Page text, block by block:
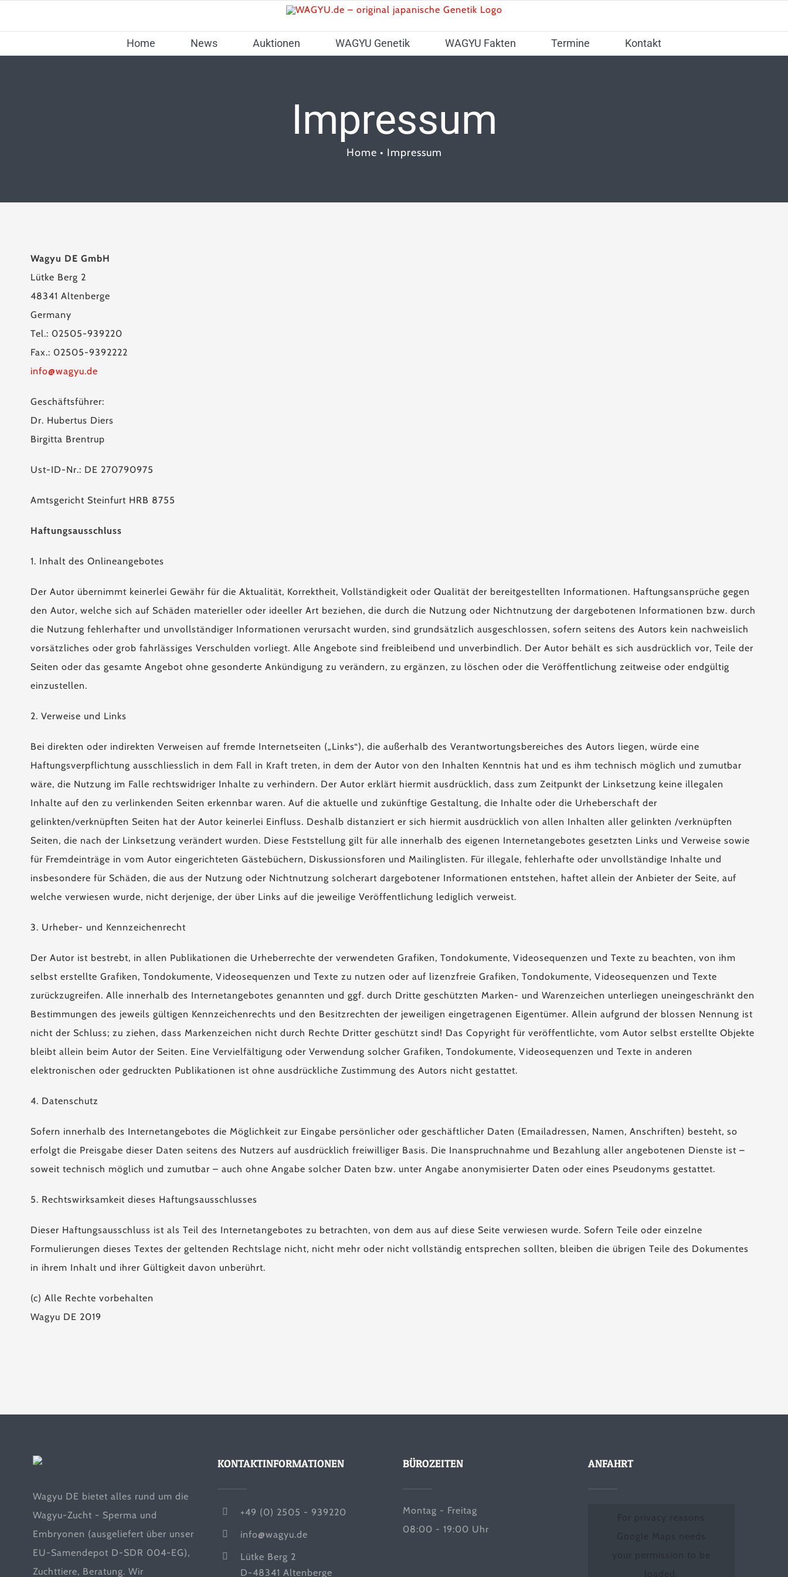
Home News Auktionen WAGYU Genetik WAGYU Fakten Termine Kontakt
Impressum
Home • Impressum
Wagyu DE GmbH
Lütke Berg 2
48341 Altenberge
Germany
Tel.: 02505-939220
Fax.: 02505-9392222
info@wagyu.de
Geschäftsführer:
Dr. Hubertus Diers
Birgitta Brentrup
Ust-ID-Nr.: DE 270790975
Amtsgericht Steinfurt HRB 8755
Haftungsausschluss
1. Inhalt des Onlineangebotes
Der Autor übernimmt keinerlei Gewähr für die Aktualität, Korrektheit, Vollständigkeit oder Qualität der bereitgestellten Informationen. Haftungsansprüche gegen
den Autor, welche sich auf Schäden materieller oder ideeller Art beziehen, die durch die Nutzung oder Nichtnutzung der dargebotenen Informationen bzw. durch
die Nutzung fehlerhafter und unvollständiger Informationen verursacht wurden, sind grundsätzlich ausgeschlossen, sofern seitens des Autors kein nachweislich
vorsätzliches oder grob fahrlässiges Verschulden vorliegt. Alle Angebote sind freibleibend und unverbindlich. Der Autor behält es sich ausdrücklich vor, Teile der
Seiten oder das gesamte Angebot ohne gesonderte Ankündigung zu verändern, zu ergänzen, zu löschen oder die Veröffentlichung zeitweise oder endgültig
einzustellen.
2. Verweise und Links
Bei direkten oder indirekten Verweisen auf fremde Internetseiten („Links“), die außerhalb des Verantwortungsbereiches des Autors liegen, würde eine
Haftungsverpflichtung ausschliesslich in dem Fall in Kraft treten, in dem der Autor von den Inhalten Kenntnis hat und es ihm technisch möglich und zumutbar
wäre, die Nutzung im Falle rechtswidriger Inhalte zu verhindern. Der Autor erklärt hiermit ausdrücklich, dass zum Zeitpunkt der Linksetzung keine illegalen
Inhalte auf den zu verlinkenden Seiten erkennbar waren. Auf die aktuelle und zukünftige Gestaltung, die Inhalte oder die Urheberschaft der
gelinkten/verknüpften Seiten hat der Autor keinerlei Einfluss. Deshalb distanziert er sich hiermit ausdrücklich von allen Inhalten aller gelinkten /verknüpften
Seiten, die nach der Linksetzung verändert wurden. Diese Feststellung gilt für alle innerhalb des eigenen Internetangebotes gesetzten Links und Verweise sowie
für Fremdeinträge in vom Autor eingerichteten Gästebüchern, Diskussionsforen und Mailinglisten. Für illegale, fehlerhafte oder unvollständige Inhalte und
insbesondere für Schäden, die aus der Nutzung oder Nichtnutzung solcherart dargebotener Informationen entstehen, haftet allein der Anbieter der Seite, auf
welche verwiesen wurde, nicht derjenige, der über Links auf die jeweilige Veröffentlichung lediglich verweist.
3. Urheber- und Kennzeichenrecht
Der Autor ist bestrebt, in allen Publikationen die Urheberrechte der verwendeten Grafiken, Tondokumente, Videosequenzen und Texte zu beachten, von ihm
selbst erstellte Grafiken, Tondokumente, Videosequenzen und Texte zu nutzen oder auf lizenzfreie Grafiken, Tondokumente, Videosequenzen und Texte
zurückzugreifen. Alle innerhalb des Internetangebotes genannten und ggf. durch Dritte geschützten Marken- und Warenzeichen unterliegen uneingeschränkt den
Bestimmungen des jeweils gültigen Kennzeichenrechts und den Besitzrechten der jeweiligen eingetragenen Eigentümer. Allein aufgrund der blossen Nennung ist
nicht der Schluss; zu ziehen, dass Markenzeichen nicht durch Rechte Dritter geschützt sind! Das Copyright für veröffentlichte, vom Autor selbst erstellte Objekte
bleibt allein beim Autor der Seiten. Eine Vervielfältigung oder Verwendung solcher Grafiken, Tondokumente, Videosequenzen und Texte in anderen
elektronischen oder gedruckten Publikationen ist ohne ausdrückliche Zustimmung des Autors nicht gestattet.
4. Datenschutz
Sofern innerhalb des Internetangebotes die Möglichkeit zur Eingabe persönlicher oder geschäftlicher Daten (Emailadressen, Namen, Anschriften) besteht, so
erfolgt die Preisgabe dieser Daten seitens des Nutzers auf ausdrücklich freiwilliger Basis. Die Inanspruchnahme und Bezahlung aller angebotenen Dienste ist –
soweit technisch möglich und zumutbar – auch ohne Angabe solcher Daten bzw. unter Angabe anonymisierter Daten oder eines Pseudonyms gestattet.
5. Rechtswirksamkeit dieses Haftungsausschlusses
Dieser Haftungsausschluss ist als Teil des Internetangebotes zu betrachten, von dem aus auf diese Seite verwiesen wurde. Sofern Teile oder einzelne
Formulierungen dieses Textes der geltenden Rechtslage nicht, nicht mehr oder nicht vollständig entsprechen sollten, bleiben die übrigen Teile des Dokumentes
in ihrem Inhalt und ihrer Gültigkeit davon unberührt.
(c) Alle Rechte vorbehalten
Wagyu DE 2019
Wagyu DE bietet alles rund um die
Wagyu-Zucht - Sperma und
Embryonen (ausgeliefert über unser
EU-Samendepot D-SDR 004-EG),
Zuchttiere, Beratung. Wir
KONTAKTINFORMATIONEN
+49 (0) 2505 - 939220
info@wagyu.de
Lütke Berg 2
D-48341 Altenberge
BÜROZEITEN
Montag - Freitag
08:00 - 19:00 Uhr
ANFAHRT